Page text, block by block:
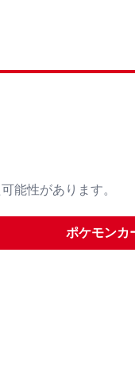
能性があります。
ポケモンカ